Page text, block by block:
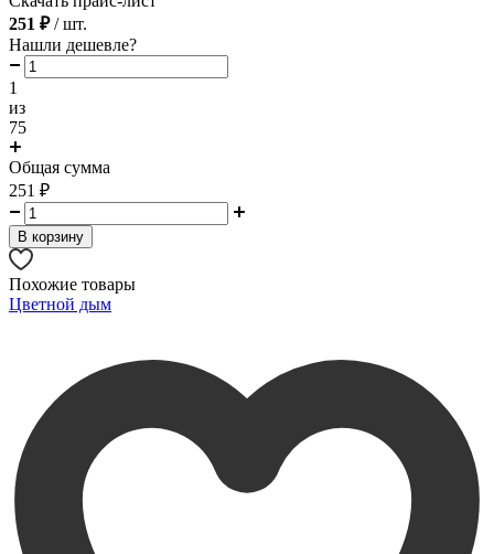
251 ₽ / шт.
Нашли дешевле?
1
из
75
Общая сумма
251 ₽
В корзину
Похожие товары
Цветной дым